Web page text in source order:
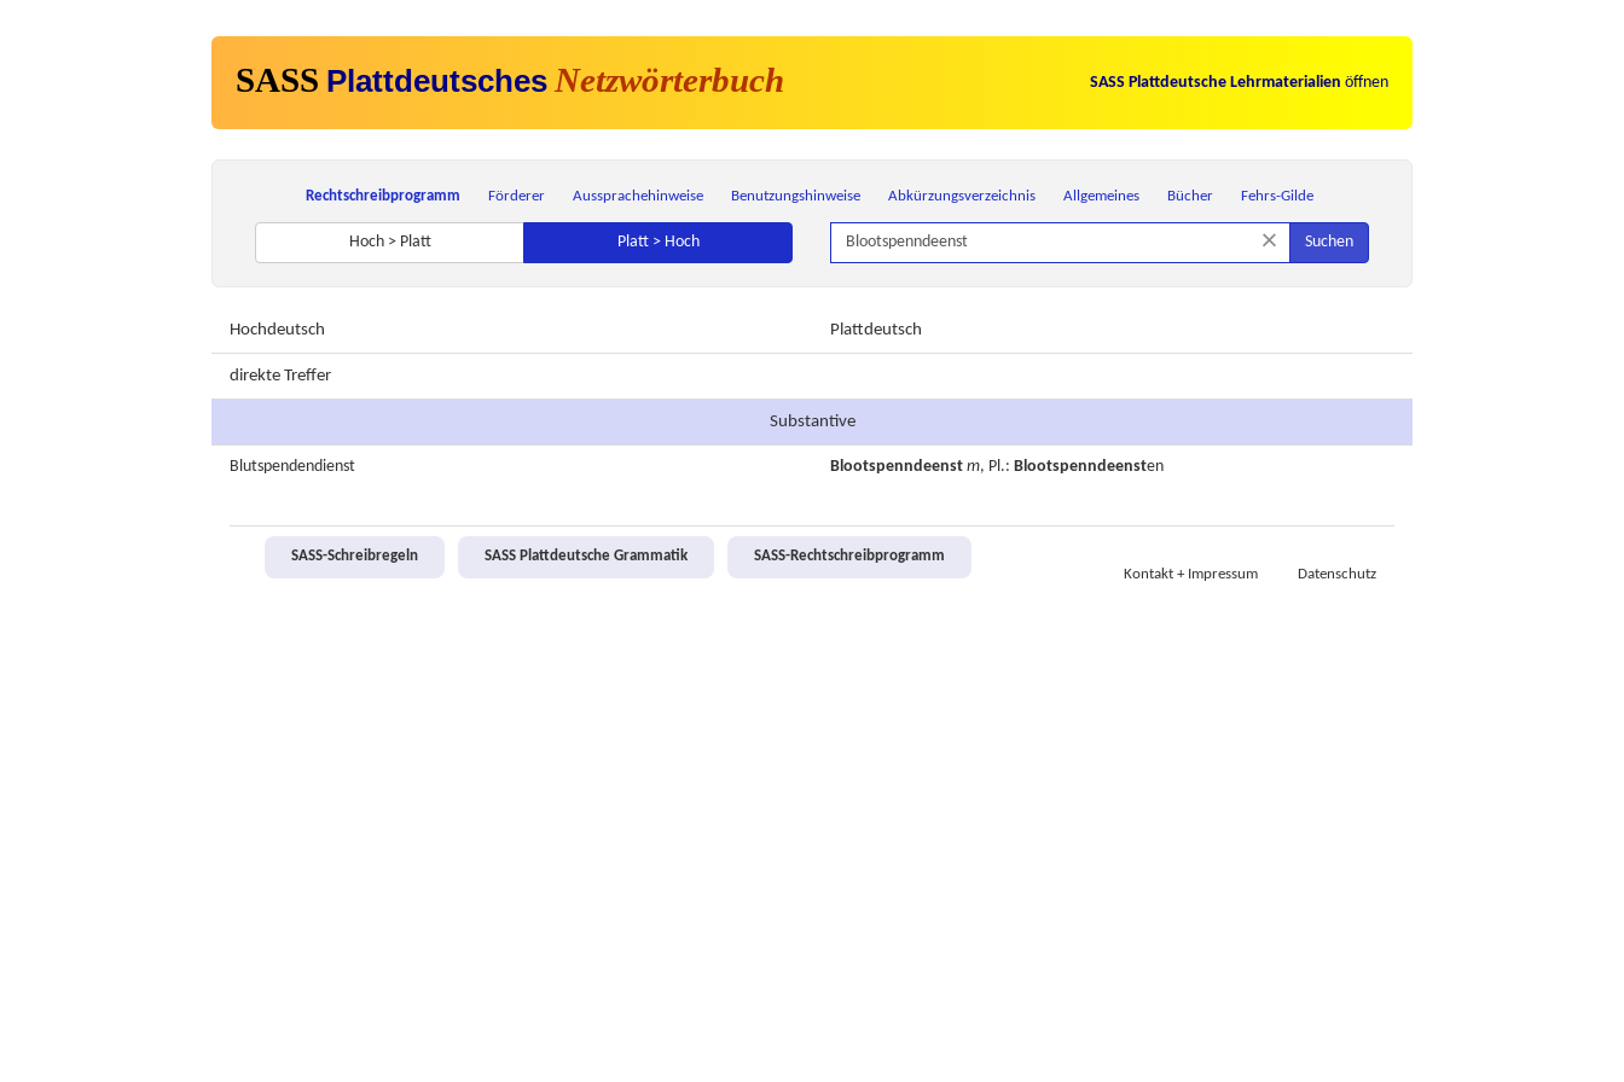
SASS Plattdeutsches Netzwörterbuch SASS Plattdeutsche Lehrmaterialien öffnen
Rechtschreibprogramm Förderer Aussprachehinweise Benutzungshinweise Abkürzungsverzeichnis Allgemeines Bücher Fehrs-Gilde
Hoch > Platt Platt > Hoch × Suchen
Hochdeutsch Plattdeutsch
direkte Treffer
Substantive
Blutspendendienst Blootspenndeenst m, Pl.: Blootspenndeensten
SASS-Schreibregeln SASS Plattdeutsche Grammatik
SASS-Rechtschreibprogramm
Kontakt + Impressum
Datenschutz